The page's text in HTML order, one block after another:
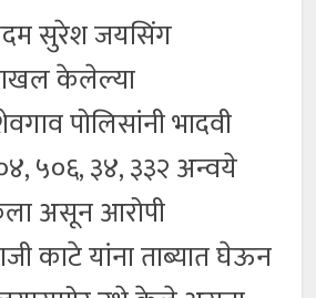
सुरेश जयसिंग
केलेल्या
पोलिसांनी भादवी
५०६, ३४, ३३२ अन्वये
असून आरोपी
काटे यांना ताब्यात घेऊन